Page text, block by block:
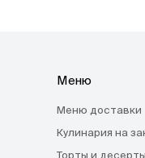
Меню
Меню доставки
Кулинария на
Торты и